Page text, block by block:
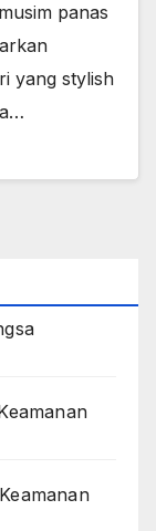
panas
yang stylish